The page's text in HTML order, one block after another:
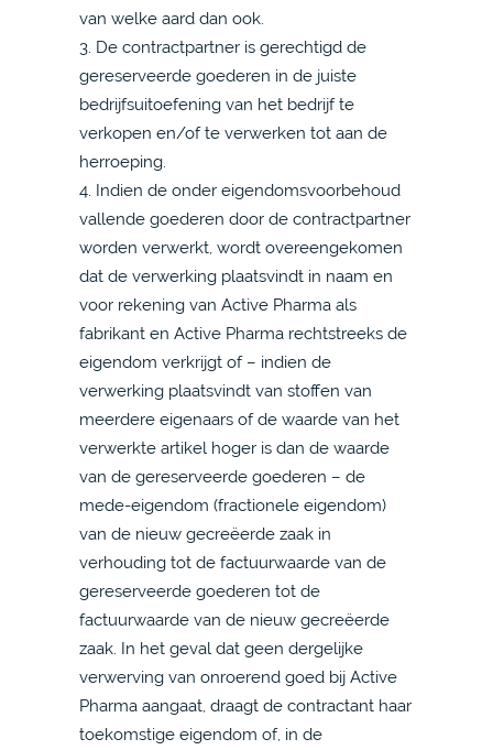
van welke aard dan ook.
3. De contractpartner is gerechtigd de
gereserveerde goederen in de juiste
bedrijfsuitoefening van het bedrijf te
verkopen en/of te verwerken tot aan de
herroeping.
4. Indien de onder eigendomsvoorbehoud
vallende goederen door de contractpartner
worden verwerkt, wordt overeengekomen
dat de verwerking plaatsvindt in naam en
voor rekening van Active Pharma als
fabrikant en Active Pharma rechtstreeks de
eigendom verkrijgt of – indien de
verwerking plaatsvindt van stoffen van
meerdere eigenaars of de waarde van het
verwerkte artikel hoger is dan de waarde
van de gereserveerde goederen – de
mede-eigendom (fractionele eigendom)
van de nieuw gecreëerde zaak in
verhouding tot de factuurwaarde van de
gereserveerde goederen tot de
factuurwaarde van de nieuw gecreëerde
zaak. In het geval dat geen dergelijke
verwerving van onroerend goed bij Active
Pharma aangaat, draagt de contractant haar
toekomstige eigendom of, in de